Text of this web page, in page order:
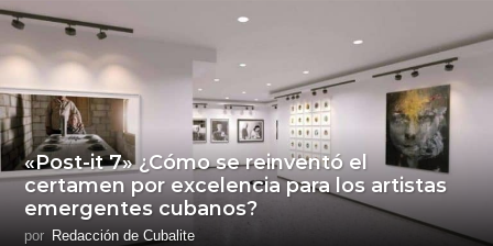
«Post-it 7» ¿Cómo se reinventó el
certamen por excelencia para los artistas
emergentes cubanos?
por Redacción de Cubalite